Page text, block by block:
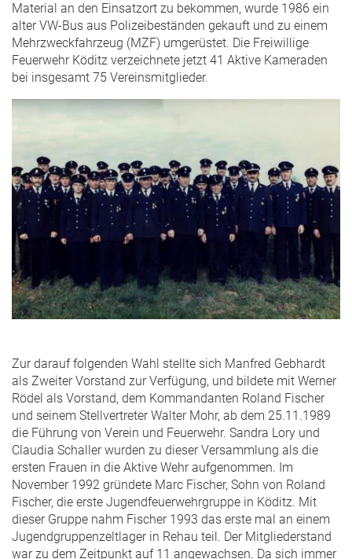
Material an den Einsatzort zu bekommen, wurde 1986 ein
alter VW-Bus aus Polizeibeständen gekauft und zu einem
Mehrzweckfahrzeug (MZF) umgerüstet. Die Freiwillige
Feuerwehr Köditz verzeichnete jetzt 41 Aktive Kameraden
bei insgesamt 75 Vereinsmitglieder.
Zur darauf folgenden Wahl stellte sich Manfred Gebhardt
als Zweiter Vorstand zur Verfügung, und bildete mit Werner
Rödel als Vorstand, dem Kommandanten Roland Fischer
und seinem Stellvertreter Walter Mohr, ab dem 25.11.1989
die Führung von Verein und Feuerwehr. Sandra Lory und
Claudia Schaller wurden zu dieser Versammlung als die
ersten Frauen in die Aktive Wehr aufgenommen. Im
November 1992 gründete Marc Fischer, Sohn von Roland
Fischer, die erste Jugendfeuerwehrgruppe in Köditz. Mit
dieser Gruppe nahm Fischer 1993 das erste mal an einem
Jugendgruppenzeltlager in Rehau teil. Der Mitgliederstand
war zu dem Zeitpunkt auf 11 angewachsen. Da sich immer